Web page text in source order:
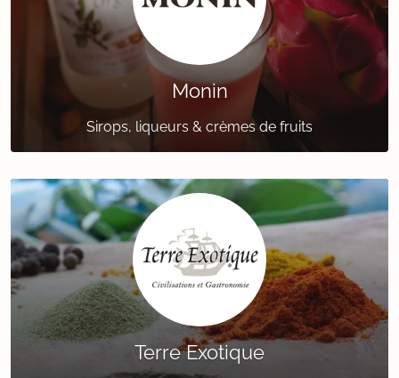
Monin
Sirops, liqueurs & crèmes de fruits
Terre Exotique